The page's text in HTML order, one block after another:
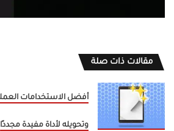
مقالات ذات صلة
وتحويله لأداة مفيدة مجددًا